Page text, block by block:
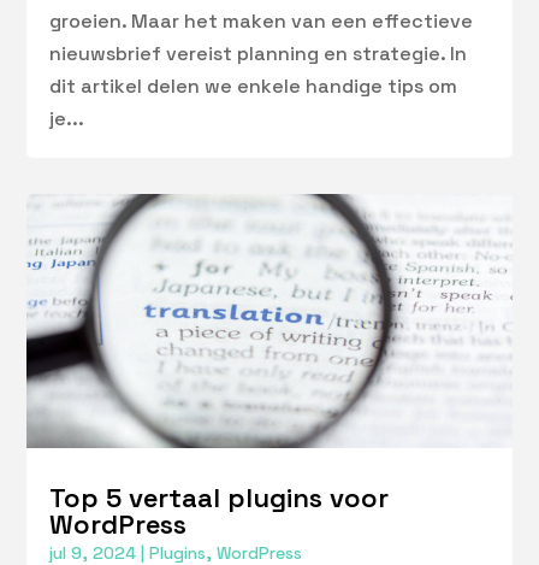
groeien. Maar het maken van een effectieve
nieuwsbrief vereist planning en strategie. In
dit artikel delen we enkele handige tips om
je...
Top 5 vertaal plugins voor
WordPress
jul 9, 2024 |Plugins,WordPress